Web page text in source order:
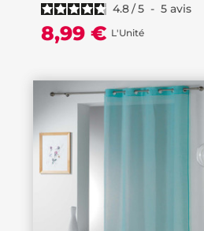
4.8/5 - 5 avis
8,99 € L'Unité